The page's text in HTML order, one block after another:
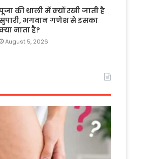
की थाली में क्यों रखी जाती है
भगवान गणेश से इसका
नाता है?
August 5, 2026